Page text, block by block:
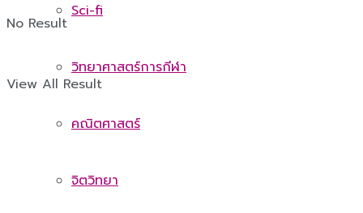
No Result
View All Result
Sci-fi
วิทยาศาสตร์การกีฬา
คณิตศาสตร์
จิตวิทยา